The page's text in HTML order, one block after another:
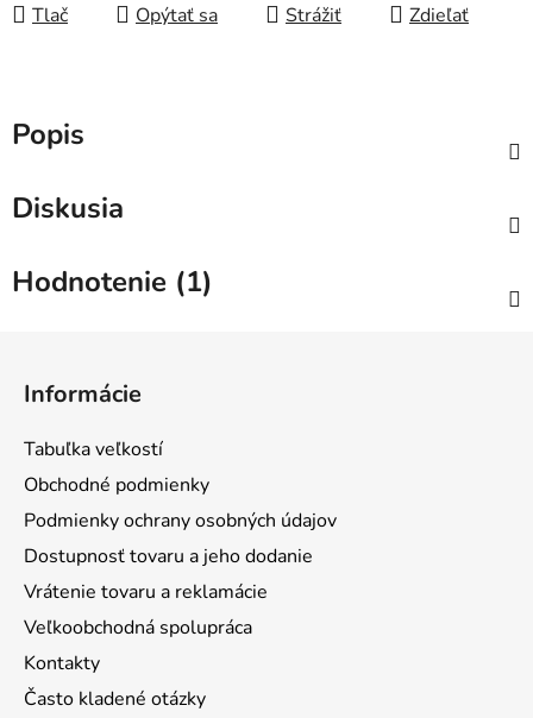
Tlač Opýtať sa Strážiť Zdieľať
Popis
Diskusia
Hodnotenie (1)
Informácie
Tabuľka veľkostí
Obchodné podmienky
Podmienky ochrany osobných údajov
Dostupnosť tovaru a jeho dodanie
Vrátenie tovaru a reklamácie
Veľkoobchodná spolupráca
Kontakty
Často kladené otázky